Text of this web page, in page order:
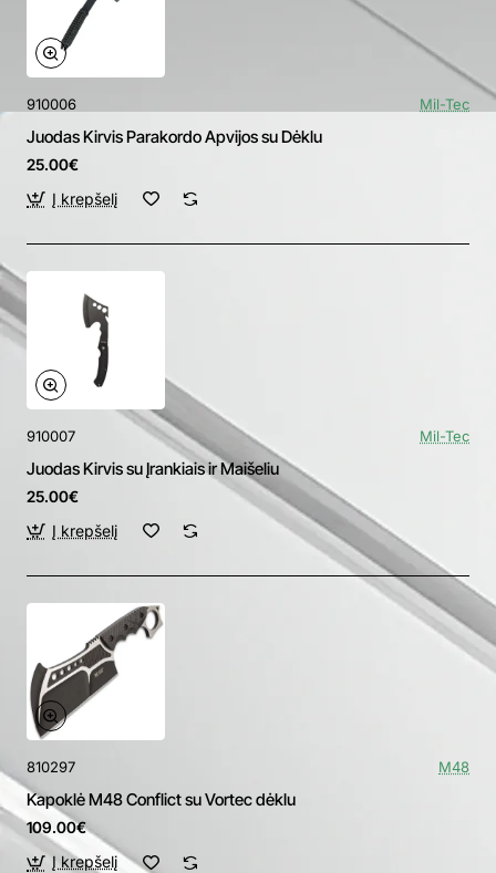
910006 Mil-Tec
Juodas Kirvis Parakordo Apvijos su Dėklu
25.00€
Į krepšelį
910007 Mil-Tec
Juodas Kirvis su Įrankiais ir Maišeliu
25.00€
Į krepšelį
810297 M48
Kapoklė M48 Conflict su Vortec dėklu
109.00€
Į krepšelį